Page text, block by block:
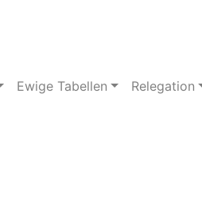
Ewige Tabellen Relegation